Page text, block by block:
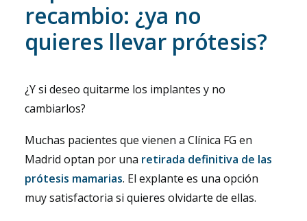
recambio: ¿ya no
quieres llevar prótesis?
¿Y si deseo quitarme los implantes y no
cambiarlos?
Muchas pacientes que vienen a Clínica FG en
Madrid optan por una retirada definitiva de las
prótesis mamarias. El explante es una opción
muy satisfactoria si quieres olvidarte de ellas.